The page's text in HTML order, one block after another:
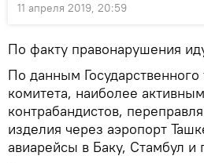
11 апреля 2019, 20:59
По факту правонарушения
По данным
комитета, наиболее
контрабандистов,
изделия через аэропорт
авиарейсы в Баку, Стамбул и